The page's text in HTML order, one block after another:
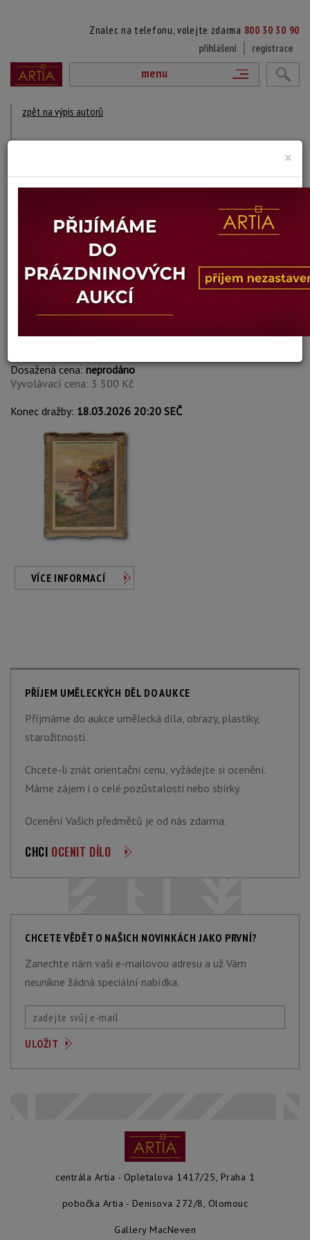
Znalec na telefonu, volejte zdarma 800 30 30 90
přihlášení
registrace
menu
zpět na výpis autorů
1897 Švédsko - 1968 ?
DÍLA V AUKCÍCH
Sten Ekendahl
84. KOUPEL
Dosažená cena:neprodáno
Vyvolávací cena: 3 500 Kč
Konec dražby: 18.03.2026 20:20 SEČ
VÍCE INFORMACÍ
PŘÍJEM UMĚLECKÝCH DĚL DO AUKCE
Příjmáme do aukce umělecká díla, obrazy, plastiky,
starožitnosti.
Chcete-li znát orientační cenu, vyžádejte si ocenění.
Máme zájem i o celé pozůstalosti nebo sbírky.
Ocenění Vašich předmětů je od nás zdarma.
CHCI OCENIT DÍLO
CHCETE VĚDĚT O NAŠICH NOVINKÁCH JAKO PRVNÍ?
Zanechte nám vaši e-mailovou adresu a už Vám
neunikne žádná speciální nabídka.
centrála Artia - Opletalova 1417/25, Praha 1
pobočka Artia - Denisova 272/8, Olomouc
Gallery MacNeven
×